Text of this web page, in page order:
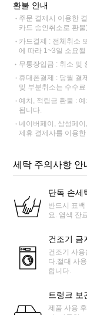
환불 안내
주문 결제시 이용한
카드 승인취소로 환불)
카드결제 : 전체취소
에 따라 1~3일 소요
무통장입금 : 취소 및
휴대폰결제 : 당월 결
및 부분취소는 수수
예치, 적립금 환불 :
됩니다.
네이버페이, 삼성페
제휴 결제사를 이용
세탁 주의사항 안
단독 손세
반드시 표
요. 염색 잔
건조기 금
건조기 사
다.절대 사
합니다.
트렁크 보
제품 사용